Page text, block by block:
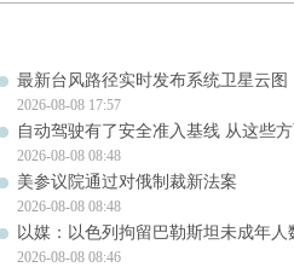
最新台风路径实时发布系统卫星云图
2026-08-08 17:57
自动驾驶有了安全准入基线 从这些
2026-08-08 08:48
美参议院通过对俄制裁新法案
2026-08-08 08:48
以媒：以色列拘留巴勒斯坦未成年人
2026-08-08 08:46